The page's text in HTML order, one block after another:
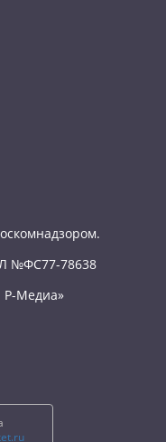
№ФС77-78638
Медиа»